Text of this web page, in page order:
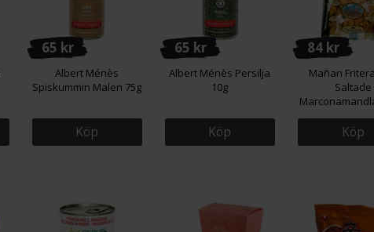
65 kr
Albert Ménès
Spiskummin Malen 75g
Köp
65 kr
Albert Ménès Persilja
10g
Köp
84 kr
Mañan
Saltade
Köp